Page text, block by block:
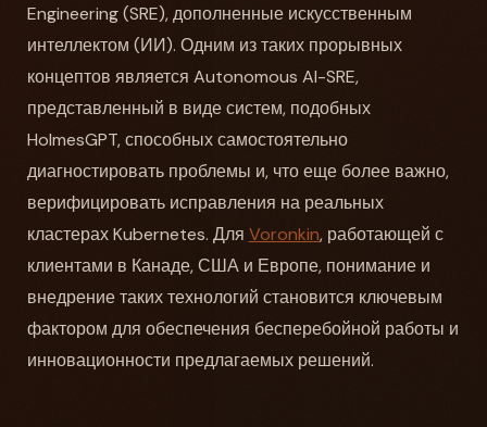
Engineering (SRE), дополненные искусственным
интеллектом (ИИ). Одним из таких прорывных
концептов является Autonomous AI-SRE,
представленный в виде систем, подобных
HolmesGPT, способных самостоятельно
диагностировать проблемы и, что еще более важно,
верифицировать исправления на реальных
кластерах Kubernetes. Для Voronkin, работающей с
клиентами в Канаде, США и Европе, понимание и
внедрение таких технологий становится ключевым
фактором для обеспечения бесперебойной работы и
инновационности предлагаемых решений.